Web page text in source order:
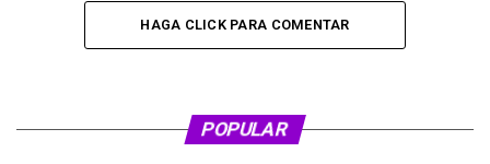
HAGA CLICK PARA COMENTAR
POPULAR